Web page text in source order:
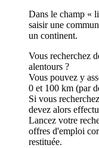
Dans le champ «
saisir une
un continent.
Vous recherchez
alentours ?
Vous pouvez y
0 et 100 km (par
Si vous
devez alors
Lancez votre
offres d'emploi
restituée.